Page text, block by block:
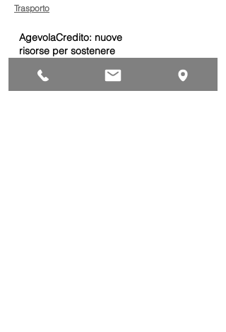
Trasporto
AgevolaCredito: nuove
risorse per sostenere
e competitività delle imprese